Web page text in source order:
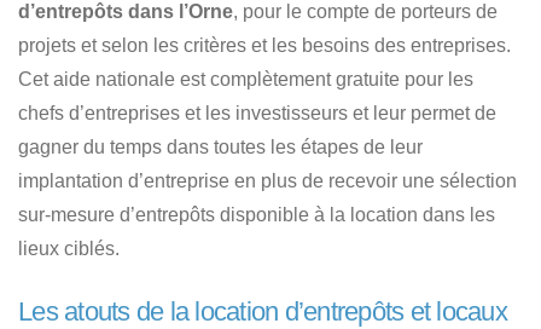
d’entrepôts dans l’Orne, pour le compte de porteurs de
projets et selon les critères et les besoins des entreprises.
Cet aide nationale est complètement gratuite pour les
chefs d’entreprises et les investisseurs et leur permet de
gagner du temps dans toutes les étapes de leur
implantation d’entreprise en plus de recevoir une sélection
sur-mesure d’entrepôts disponible à la location dans les
lieux ciblés.
Les atouts de la location d’entrepôts et locaux